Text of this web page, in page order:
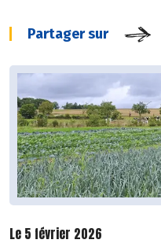
Partager sur
Le 5 février 2026